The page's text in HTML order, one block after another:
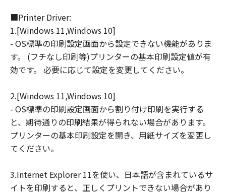
連して生ずる直接的または間接的な損失、
損害等について、いかなる場合においても
一切の責任を負いません。
ユーザーは、日本国政府または該当国の政
府より必要な許可等を得ることなしに、本
たは間接に輸出してはなりません。
■Printer Driver:
1.[Windows 11,Windows 10]
- OS標準の印刷設定画面から設定できない機能がありま
す。 (フチなし印刷等)プリンターの基本印刷設定値が有
効です。 必要に応じて設定を変更してください。
2.[Windows 11,Windows 10]
- OS標準の印刷設定画面から割り付け印刷を実行する
と、期待通りの印刷結果が得られない場合があります。
プリンターの基本印刷設定を開き、用紙サイズを変更し
てください。
3.Internet Explorer 11を使い、日本語が含まれているサ
イトを印刷すると、正しくプリントできない場合があり